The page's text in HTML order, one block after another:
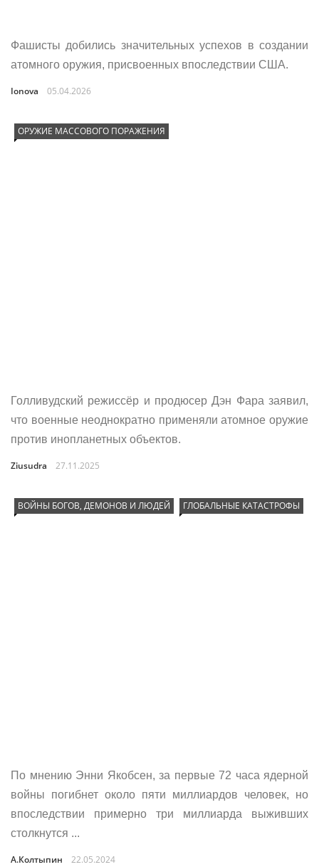
Фашисты добились значительных успехов в создании
атомного оружия, присвоенных впоследствии США.
Ionova 05.04.2026
ОРУЖИЕ МАССОВОГО ПОРАЖЕНИЯ
Голливудский режиссёр и продюсер Дэн Фара заявил,
что военные неоднократно применяли атомное оружие
против инопланетных объектов.
Ziusudra 27.11.2025
ВОЙНЫ БОГОВ, ДЕМОНОВ И ЛЮДЕЙ ГЛОБАЛЬНЫЕ КАТАСТРОФЫ
По мнению Энни Якобсен, за первые 72 часа ядерной
войны погибнет около пяти миллиардов человек, но
впоследствии примерно три миллиарда выживших
столкнутся ...
А.Колтыпин 22.05.2024